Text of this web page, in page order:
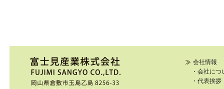
会社情報
・会社につ
・代表挨拶